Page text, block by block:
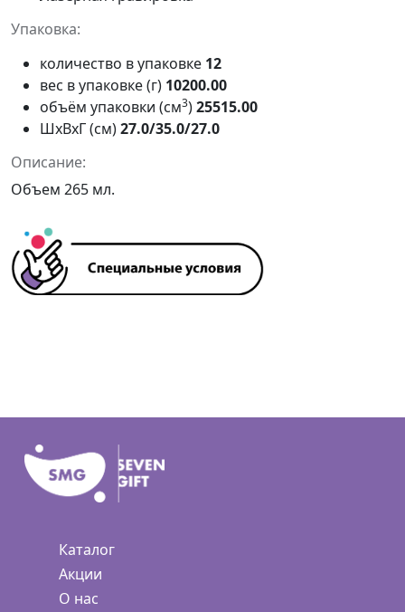
Упаковка:
количество в упаковке 12
вес в упаковке (г) 10200.00
объём упаковки (см3)25515.00
ШxВxГ (см)27.0/35.0/27.0
Описание:
Объем 265 мл.
Каталог
Акции
О нас